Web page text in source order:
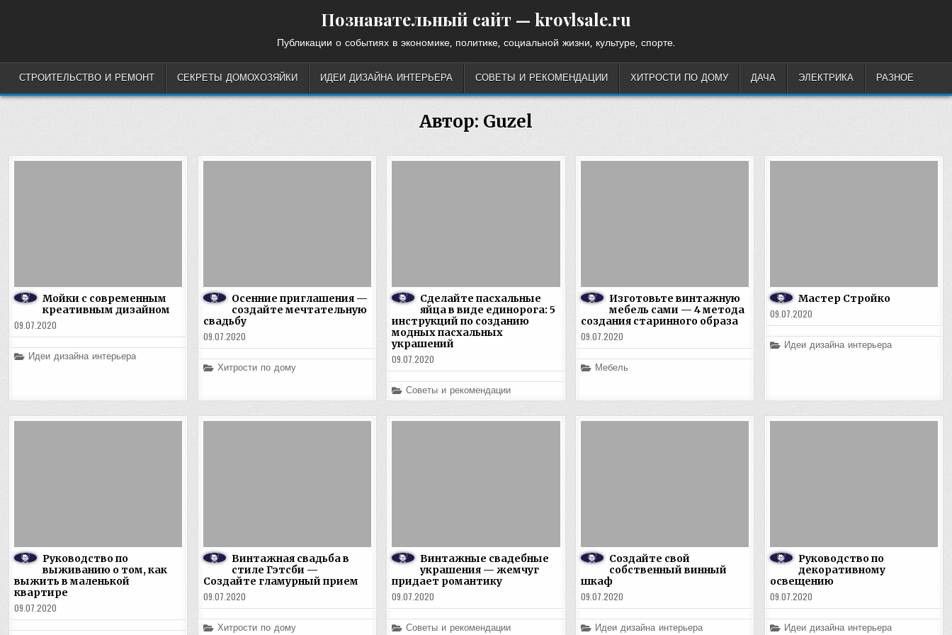
Познавательный сайт — krovlsale.ru
Публикации о событиях в экономике, политике, социальной жизни, культуре, спорте.
СТРОИТЕЛЬСТВО И РЕМОНТ СЕКРЕТЫ ДОМОХОЗЯЙКИ ИДЕИ ДИЗАЙНА ИНТЕРЬЕРА СОВЕТЫ И РЕКОМЕНДАЦИИ ХИТРОСТИ ПО ДОМУ ДАЧА ЭЛЕКТРИКА РАЗНОЕ
Автор: Guzel
Мойки с современным
креативным дизайном
09.07.2020
Posted
in
Идеи дизайна интерьера
Осенние приглашения —
создайте мечтательную
свадьбу
09.07.2020
Posted
Хитрости по дому
Сделайте пасхальные
яйца в виде единорога: 5
инструкций по созданию
модных пасхальных
украшений
09.07.2020
Posted
in
Советы и рекомендации
Изготовьте винтажную
мебель сами — 4 метода
создания старинного образа
09.07.2020
Posted
Мебель
Мастер Стройко
09.07.2020
Posted
in
Идеи дизайна интерьера
Руководство по
выживанию о том, как
выжить в маленькой
квартире
09.07.2020
Винтажная свадьба в
стиле Гэтсби —
Создайте гламурный прием
09.07.2020
Posted
Хитрости по дому
Винтажные свадебные
украшения — жемчуг
придает романтику
09.07.2020
Posted
Советы и рекомендации
Создайте свой
собственный винный
шкаф
09.07.2020
Posted
Идеи дизайна интерьера
Руководство по
декоративному
освещению
09.07.2020
Posted
Идеи дизайна интерьера